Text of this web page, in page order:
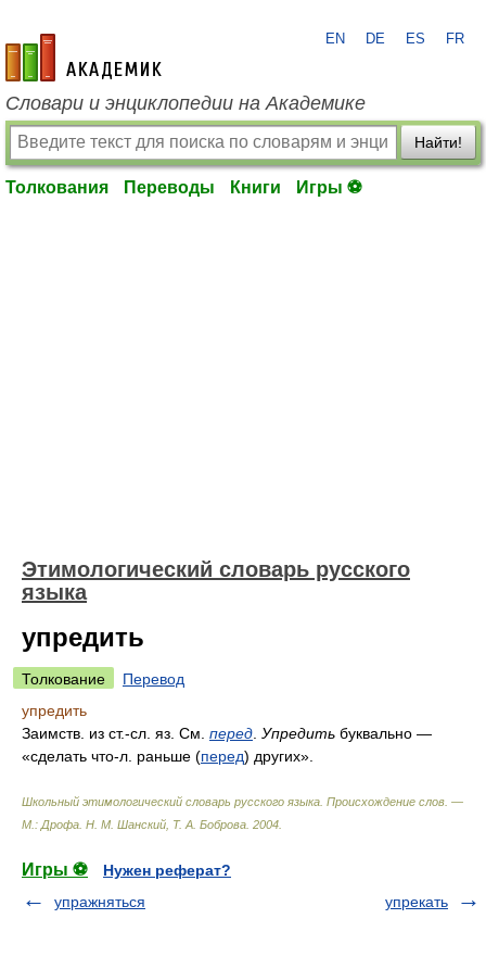
academic.ru
EN DE ES FR
Словари и энциклопедии на Академике
Найти!
Толкования Переводы Книги Игры ⚽
Этимологический словарь русского
языка
упредить
Толкование
Перевод
упредить
Заимств. из ст.-сл. яз. См. перед Упредить буквально —
«сделать что-л. раньше (перед) других».
Школьный этимологический словарь русского языка. Происхождение слов. —
М.: Дрофа Н. М. Шанский, Т. А. Боброва 2004
Игры ⚽
Нужен реферат?
упражняться
упрекать